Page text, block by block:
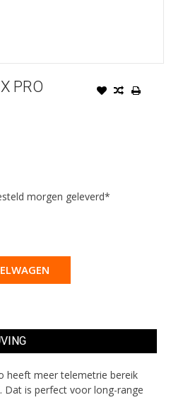
PRO
morgen geleverd*
heeft meer telemetrie bereik
Dat is perfect voor long-range